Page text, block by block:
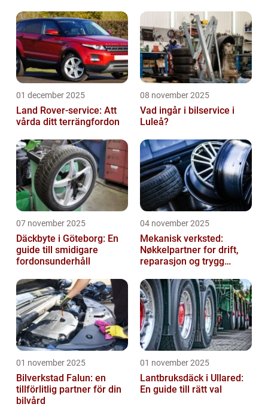
01 december 2025
Land Rover-service: Att
vårda ditt terrängfordon
08 november 2025
Vad ingår i bilservice i
Luleå?
07 november 2025
Däckbyte i Göteborg: En
guide till smidigare
fordonsunderhåll
04 november 2025
Mekanisk verksted:
Nøkkelpartner for drift,
reparasjon og trygg
01 november 2025
Bilverkstad Falun: en
tillförlitlig partner för din
bilvård
01 november 2025
Lantbruksdäck i Ullared:
En guide till rätt val